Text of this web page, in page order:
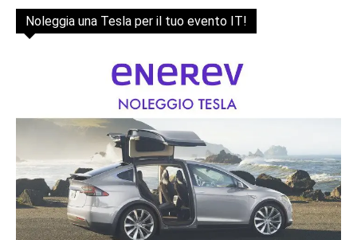
Noleggia una Tesla per il tuo evento IT!